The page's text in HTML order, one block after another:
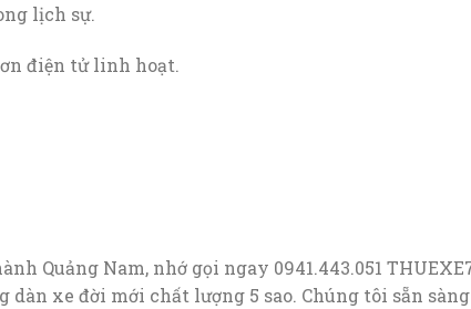
lịch sự.
điện tử linh hoạt.
Quảng Nam, nhớ gọi ngay 0941.443.051
dàn xe đời mới chất lượng 5 sao. Chúng tôi sẵn